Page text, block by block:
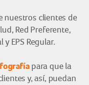
nuestros clientes de
Red Preferente,
EPS Regular.
para que la
y, así, puedan